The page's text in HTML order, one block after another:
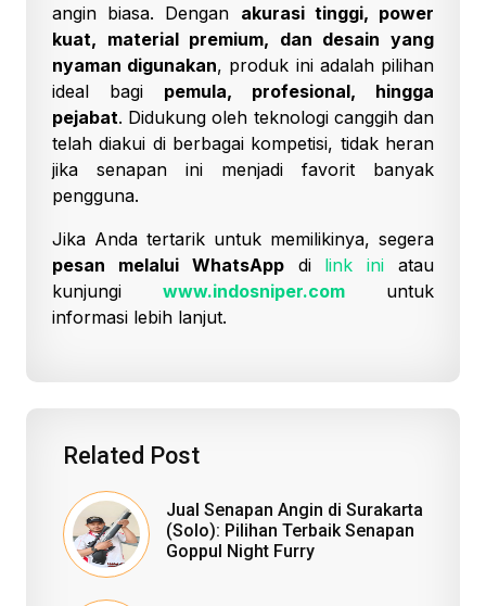
angin biasa. Dengan akurasi tinggi, power
kuat, material premium, dan desain yang
nyaman digunakan, produk ini adalah pilihan
ideal bagi pemula, profesional, hingga
pejabat. Didukung oleh teknologi canggih dan
telah diakui di berbagai kompetisi, tidak heran
jika senapan ini menjadi favorit banyak
pengguna.
Jika Anda tertarik untuk memilikinya, segera
pesan melalui WhatsAppdi link ini atau
kunjungi www.indosniper.com untuk
informasi lebih lanjut.
Related Post
Jual Senapan Angin di Surakarta
(Solo): Pilihan Terbaik Senapan
Goppul Night Furry